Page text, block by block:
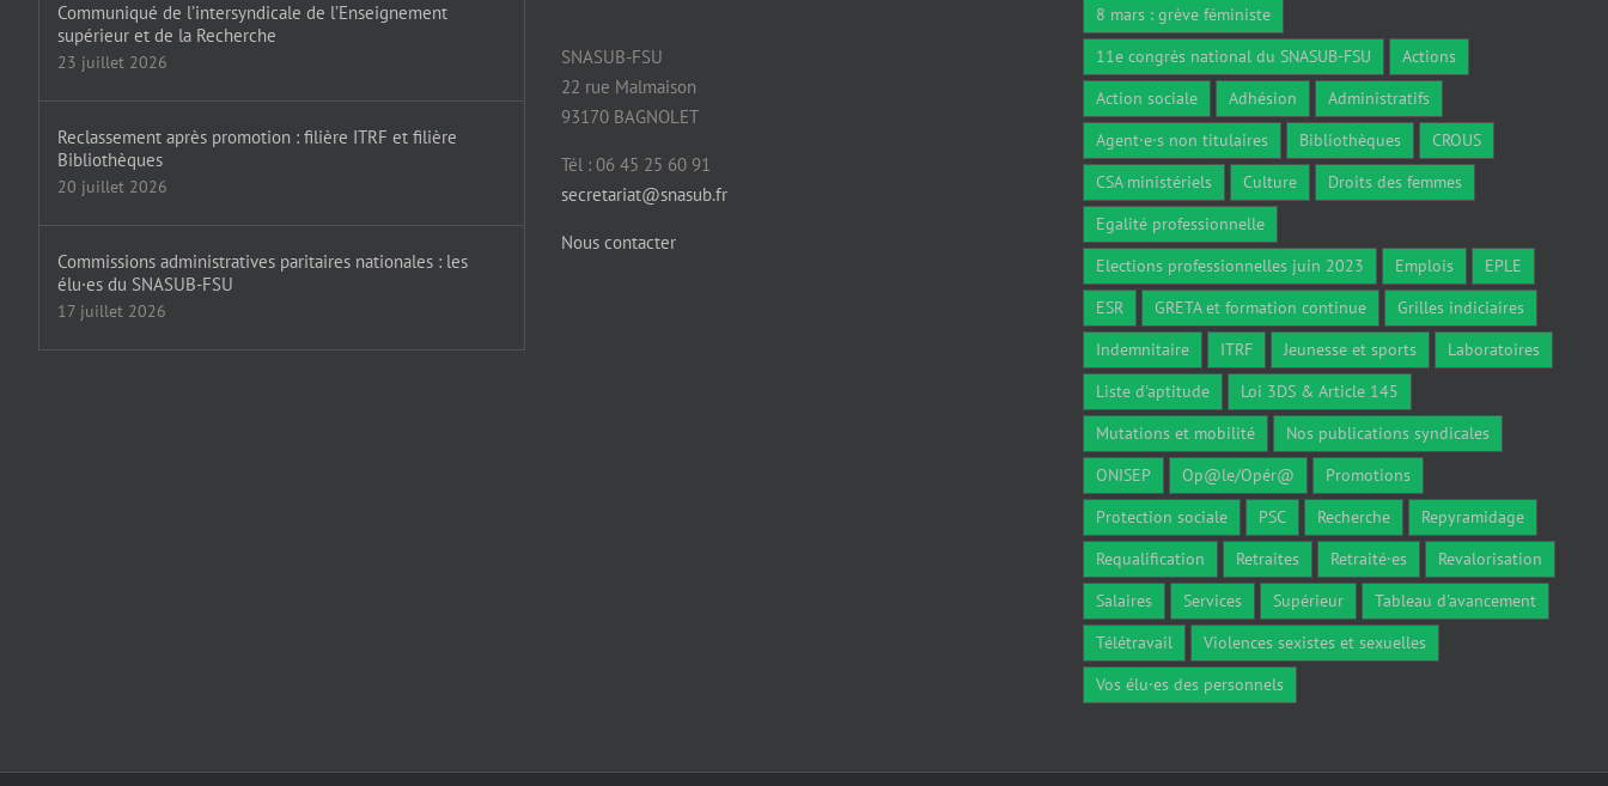
Communiqué de l’intersyndicale de l’Enseignement
supérieur et de la Recherche
23 juillet 2026
Reclassement après promotion : filière ITRF et filière
Bibliothèques
20 juillet 2026
Commissions administratives paritaires nationales : les
élu·es du SNASUB-FSU
17 juillet 2026
SNASUB-FSU
22 rue Malmaison
93170 BAGNOLET
Tél : 06 45 25 60 91
secretariat@snasub.fr
Nous contacter
8 mars : grève féministe
11e congrès national du SNASUB-FSU
Actions
Action sociale
Adhésion
Administratifs
Agent·e·s non titulaires
Bibliothèques
CROUS
CSA ministériels
Culture
Droits des femmes
Egalité professionnelle
Elections professionnelles juin 2023
Emplois
EPLE
ESR
GRETA et formation continue
Grilles indiciaires
Indemnitaire
ITRF Jeunesse et sports
Laboratoires
Liste d'aptitude
Loi 3DS & Article 145
Mutations et mobilité
Nos publications syndicales
ONISEP
Op@le/Opér@
Promotions
Protection sociale
PSC Recherche
Repyramidage
Requalification
Retraites Retraité·es
Revalorisation
Salaires
Services Supérieur
Tableau d'avancement
Télétravail
Violences sexistes et sexuelles
Vos élu·es des personnels